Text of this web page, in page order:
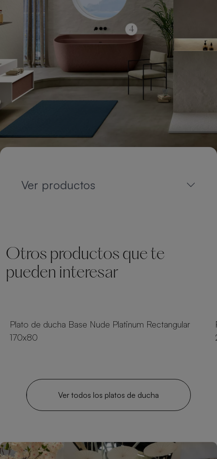
Ver productos
Otros productos que te
pueden interesar
Plato de ducha Base Nude Platinum Rectangular
170x80
Ver todos los platos de ducha